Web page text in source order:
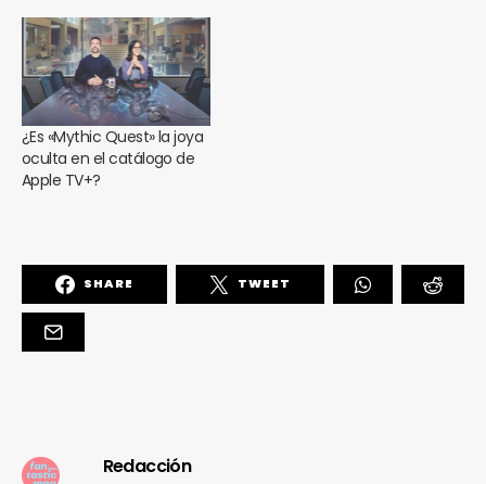
¿Es «Mythic Quest» la joya
oculta en el catálogo de
Apple TV+?
SHARE TWEET
Redacción